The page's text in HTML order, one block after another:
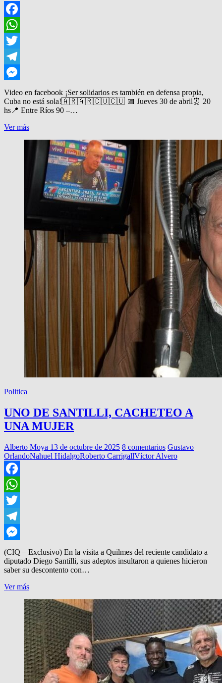
Facebook
WhatsApp
Twitter
Telegram
Messenger
Video en facebook ¡Ser solidarios es también en defensa propia,
Cuba no está sola!🇦🇷🇦🇷🇨🇺🇨🇺 📅 Jueves 30 de abril⏰ 20
hs📍 Entre Ríos 90 –…
Ver másFESTIVAL
CUBA
QUILMES
Politica
UNO DE SANTILLI, CACHETEO A
UNA MUJER
Alberto Moya 13 de octubre de 2025 8 comentarios Gustavo
OrlandoNahuel HidalgoRoberto CarrigallVíctor Alvero
Facebook
WhatsApp
Twitter
Telegram
Messenger
(CIQ – Exclusivo) En la visita a Quilmes del reciente candidato a
diputado Diego Santilli, sus adeptos insultaron a quienes hicieron
saber su descontento con…
Ver másUNO
SANTILLI,
CACHETEO
A
UNA
MUJER